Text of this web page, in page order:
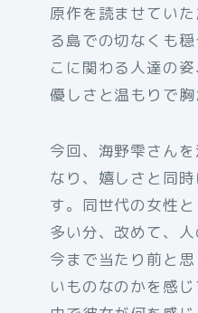
原作を読ませてい
る島での切なくも
こに関わる人達の
優しさと温もりで胸
今回、海野雫さん
なり、嬉しさと同
す。同世代の女性
多い分、改めて、人
今まで当たり前と
いものなのかを感